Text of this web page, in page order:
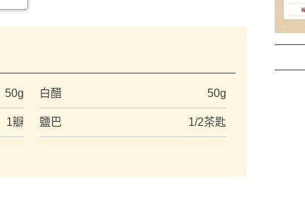
50g 白醋 50g
1瓣 鹽巴 1/2茶匙